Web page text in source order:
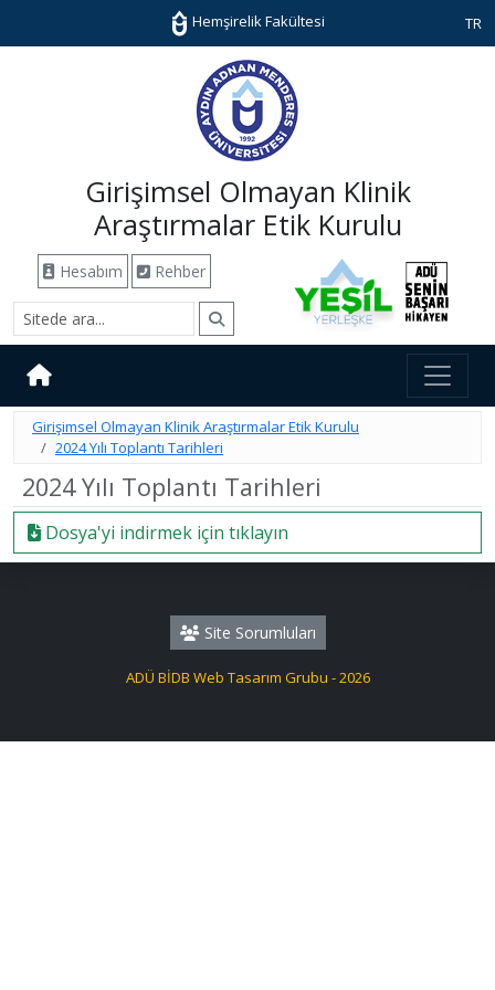
Hemşirelik Fakültesi TR
Girişimsel Olmayan Klinik
Araştırmalar Etik Kurulu
Hesabım Rehber
Girişimsel Olmayan Klinik Araştırmalar Etik Kurulu
2024 Yılı Toplantı Tarihleri
2024 Yılı Toplantı Tarihleri
Dosya'yi indirmek için tıklayın
Site Sorumluları
ADÜ BİDB Web Tasarım Grubu - 2026